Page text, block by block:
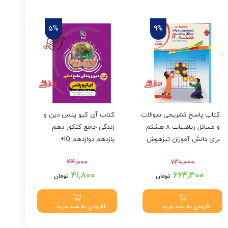
9%
کتاب پاسخ تشریحی سوالات
و مسائل ریاضیات ۸ هشتم
برای دانش آموزان تیزهوش
۷۳۰,۰۰۰
قیمت اصلی: ۷۳۰,۰۰۰
تومان بود.
۶۶۴,۳۰۰ تومان
قیمت فعلی: ۶۶۴,۳۰۰
تومان.
افزودن به سبد خرید
5%
کتاب آی کیو پلاس دین و
زندگی جامع کنکور دهم
یازدهم دوازدهم IQ+
۴۴,۰۰۰
قیمت اصلی: ۴۴,۰۰۰
تومان بود.
۴۱,۸۰۰ تومان
قیمت فعلی: ۴۱,۸۰۰
تومان.
افزودن به سبد خرید